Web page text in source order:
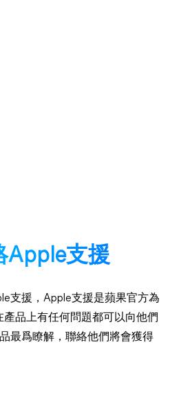
Apple支援
支援，Apple支援是蘋果官方為
品上有任何問題都可以向他們
最爲瞭解，聯絡他們將會獲得